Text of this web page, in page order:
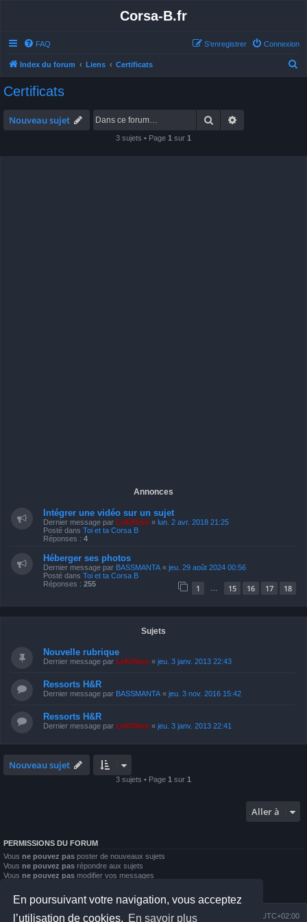
En poursuivant votre navigation, vous acceptez
l’utilisation de cookies. En savoir plus
Corsa-B.fr
FAQ Connexion
S’enregistrer
Index du forum Liens Certificats
Certificats
Nouveau sujet Rechercher
3 sujets • Page 1 sur 1
Annonces
Intégrer une vidéo sur un sujet
Dernier message par LeKiffeur « lun. 2 avr. 2018 21:25
Posté dans Toi et ta Corsa B
Réponses : 4
Héberger ses photos
Dernier message par BASSMANTA « jeu. 29 août 2024 00:56
Posté dans Toi et ta Corsa B
Réponses : 255 1 15 16 17 18
Sujets
Nouvelle rubrique
Dernier message par LeKiffeur « jeu. 3 janv. 2013 22:43
Ressorts H&R
Dernier message par BASSMANTA « jeu. 3 nov. 2016 15:42
Ressorts H&R
Dernier message par LeKiffeur « jeu. 3 janv. 2013 22:41
Nouveau sujet
3 sujets • Page 1 sur 1
Aller à
PERMISSIONS DU FORUM
Vous ne pouvez pas poster de nouveaux sujets
Vous ne pouvez pas répondre aux sujets
Vous ne pouvez pas modifier vos messages
Vous
ne pouvez pas joindre des fichiers
Index du forum UTC+02:00
Nous contacter